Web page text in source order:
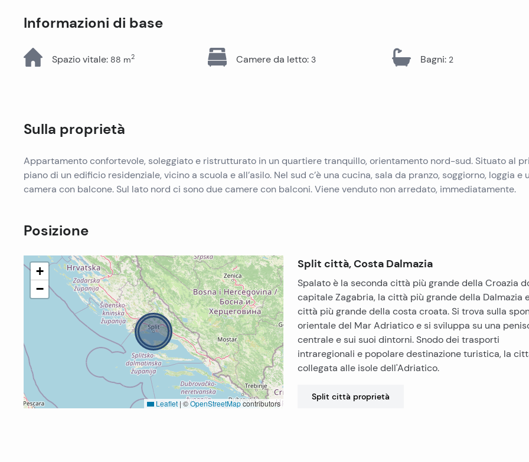
Informazioni di base
Spazio vitale: 88 m2 Camere da letto: 3 Bagni: 2
Sulla proprietà
Appartamento confortevole, soleggiato e ristrutturato in un quartiere tranquillo, orientamento nord-sud. Situato al
piano di un edificio residenziale, vicino a scuola e all’asilo. Nel sud c’è una cucina, sala da pranzo, soggiorno, loggia e
camera con balcone. Sul lato nord ci sono due camere con balconi. Viene venduto non arredato, immediatamente.
Posizione
+
−
Leaflet | ©OpenStreetMapcontributors
Split città, Costa Dalmazia
Spalato è la seconda città più grande della Croazia
capitale Zagabria, la città più grande della Dalmazia
città più grande della costa croata. Si trova sulla
orientale del Mar Adriatico e si sviluppa su una
centrale e sui suoi dintorni. Snodo dei trasporti
intraregionali e popolare destinazione turistica, la
collegata alle isole dell'Adriatico.
Split città proprietà